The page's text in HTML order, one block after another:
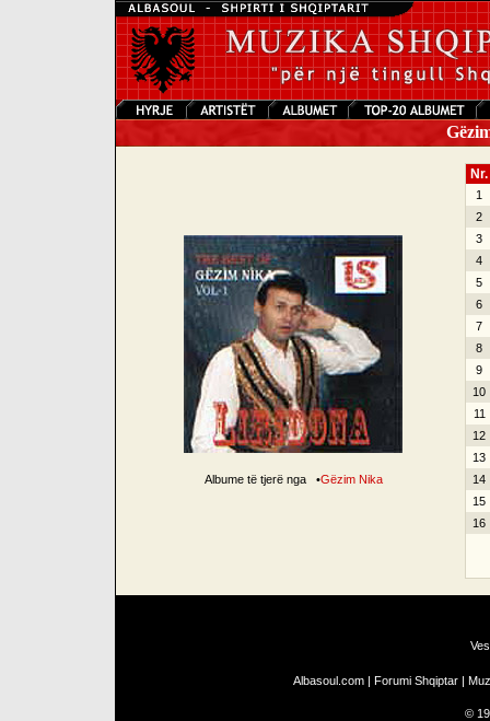
Albume të tjerë nga •Gëzim Nika
Nr.
1
2
3
4
5
6
7
8
9
10
11
12
13
14
15
16
Albasoul.com | Forumi Shqiptar |
©